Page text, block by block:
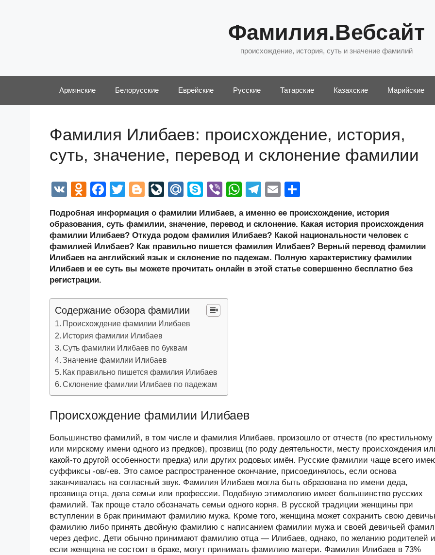
Фамилия.Вебсайт
происхождение, история, суть и значение фамилий
Армянские Белорусские Еврейские Русские Татарские Казахские Марийские
Фамилия Илибаев: происхождение, история,
суть, значение, перевод и склонение фамилии
V
O
n
o
kl
a
ss
ni
ki
F
c
e
b
o
k
T
tt
er
Bl
g
g
er
Li
e
J
o
ur
al
M
.R
u
S
p
e
Vi
er
W
at
s
A
p
T
e
gr
a
m
E
ail р
а
в
и
Подробная информация о фамилии Илибаев, а именно ее происхождение, история
образования, суть фамилии, значение, перевод и склонение. Какая история происхождения
фамилии Илибаев? Откуда родом фамилия Илибаев? Какой национальности человек с
фамилией Илибаев? Как правильно пишется фамилия Илибаев? Верный перевод фамилии
Илибаев на английский язык и склонение по падежам. Полную характеристику фамилии
Илибаев и ее суть вы можете прочитать онлайн в этой статье совершенно бесплатно без
регистрации.
Содержание обзора фамилии
Происхождение фамилии Илибаев
История фамилии Илибаев
Суть фамилии Илибаев по буквам
Значение фамилии Илибаев
Как правильно пишется фамилия Илибаев
Склонение фамилии Илибаев по падежам
Происхождение фамилии Илибаев
Большинство фамилий, в том числе и фамилия Илибаев, произошло от отчеств (по крестильному
или мирскому имени одного из предков), прозвищ (по роду деятельности, месту происхождения
какой-то другой особенности предка) или других родовых имён. Русские фамилии чаще всего
суффиксы -ов/-ев. Это самое распространенное окончание, присоединялось, если основа
заканчивалась на согласный звук. Фамилия Илибаев могла быть образована по имени деда,
прозвища отца, дела семьи или профессии. Подобную этимологию имеет большинство русских
фамилий. Так проще стало обозначать семьи одного корня. В русской традиции женщины при
вступлении в брак принимают фамилию мужа. Кроме того, женщина может сохранить свою
фамилию либо принять двойную фамилию с написанием фамилии мужа и своей девичьей
через дефис. Дети обычно принимают фамилию отца — Илибаев, однако, по желанию родителей
если женщина не состоит в браке, могут принимать фамилию матери. Фамилия Илибаев в 73%